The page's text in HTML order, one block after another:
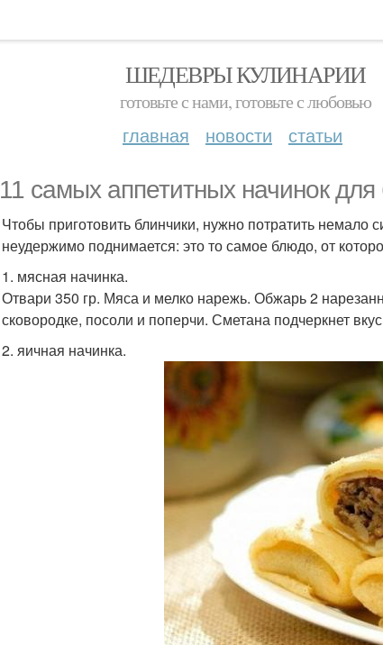
ШЕДЕВРЫ КУЛИНАРИИ
готовьте с нами, готовьте с любовью
главная новости статьи
11 самых аппетитных начинок для
Чтобы приготовить блинчики, нужно потратить
неудержимо поднимается: это то самое блюдо, от
1. мясная начинка.
Отвари 350 гр. Мяса и мелко нарежь. Обжарь 2
сковородке, посоли и поперчи. Сметана подчеркнет
2. яичная начинка.